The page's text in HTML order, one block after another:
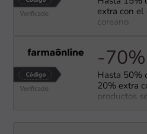
extra con el
coreano
-70%
Hasta 50%
20% extra
productos